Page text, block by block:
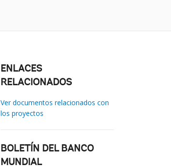
ENLACES
RELACIONADOS
Ver documentos relacionados con
los proyectos
BOLETÍN DEL BANCO
MUNDIAL